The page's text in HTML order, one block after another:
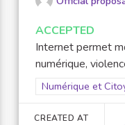
ACCEPTED
Internet permet
numérique,
Filter results for
Numérique et
CREATED AT